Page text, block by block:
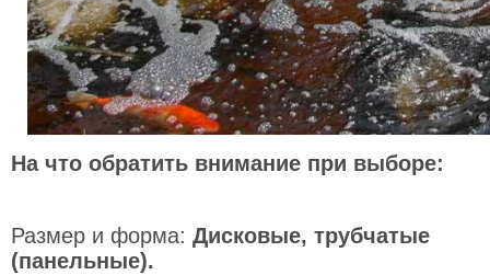
На что обратить внимание при выборе:
Размер и форма: Дисковые, трубчатые
(панельные).